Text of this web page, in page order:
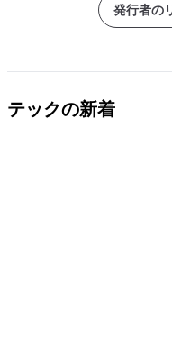
発行者の
テックの新着